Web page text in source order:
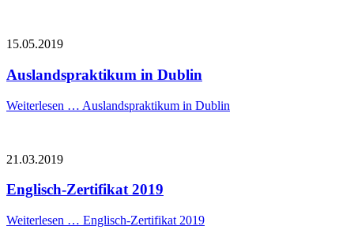
15.05.2019
Auslandspraktikum in Dublin
Weiterlesen … Auslandspraktikum in Dublin
21.03.2019
Englisch-Zertifikat 2019
Weiterlesen … Englisch-Zertifikat 2019